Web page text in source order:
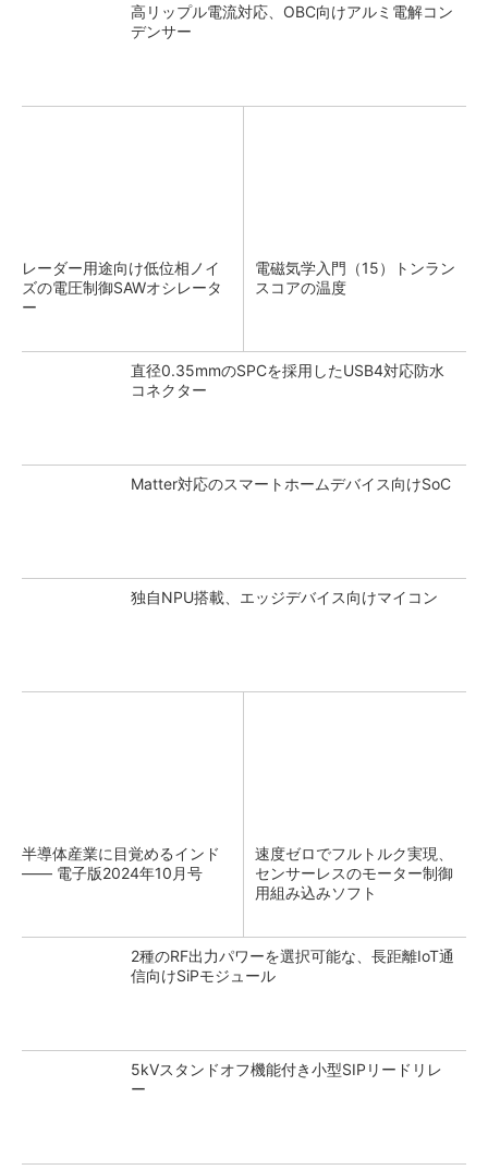
高リップル電流対応、OBC向けアルミ電解コン
デンサー
レーダー用途向け低位相ノイ
ズの電圧制御SAWオシレータ
ー
電磁気学入門（15）トンラン
スコアの温度
直径0.35mmのSPCを採用したUSB4対応防水
コネクター
Matter対応のスマートホームデバイス向けSoC
独自NPU搭載、エッジデバイス向けマイコン
半導体産業に目覚めるインド
―― 電子版2024年10月号
速度ゼロでフルトルク実現、
センサーレスのモーター制御
用組み込みソフト
2種のRF出力パワーを選択可能な、長距離IoT通
信向けSiPモジュール
5kVスタンドオフ機能付き小型SIPリードリレ
ー